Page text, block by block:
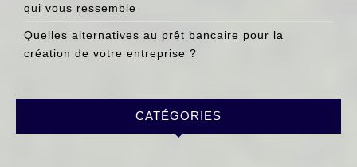
qui vous ressemble
Quelles alternatives au prêt bancaire pour la
création de votre entreprise ?
CATÉGORIES